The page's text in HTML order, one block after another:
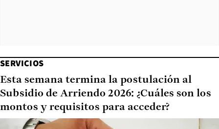
SERVICIOS
Esta semana termina la postulación al
Subsidio de Arriendo 2026: ¿Cuáles son los
montos y requisitos para acceder?